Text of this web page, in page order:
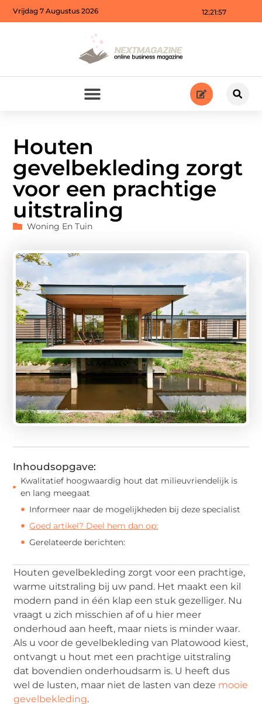
12:21:59
Vrijdag 7 Augustus 2026
Houten
gevelbekleding zorgt
voor een prachtige
uitstraling
Woning En Tuin
Inhoudsopgave:
Kwalitatief hoogwaardig hout dat milieuvriendelijk is
en lang meegaat
Informeer naar de mogelijkheden bij deze specialist
Goed artikel? Deel hem dan op:
Gerelateerde berichten:
Houten gevelbekleding zorgt voor een prachtige,
warme uitstraling bij uw pand. Het maakt een kil
modern pand in één klap een stuk gezelliger. Nu
vraagt u zich misschien af of u hier meer
onderhoud aan heeft, maar niets is minder waar.
Als u voor de gevelbekleding van Platowood kiest,
ontvangt u hout met een prachtige uitstraling
dat bovendien onderhoudsarm is. U heeft dus
wel de lusten, maar niet de lasten van deze mooie
gevelbekleding.